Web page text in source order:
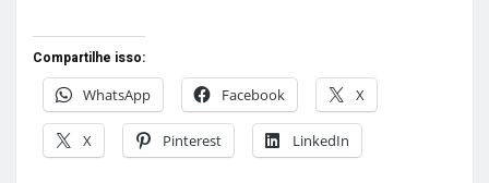
Compartilhe isso:
WhatsApp
Facebook X
X Pinterest LinkedIn